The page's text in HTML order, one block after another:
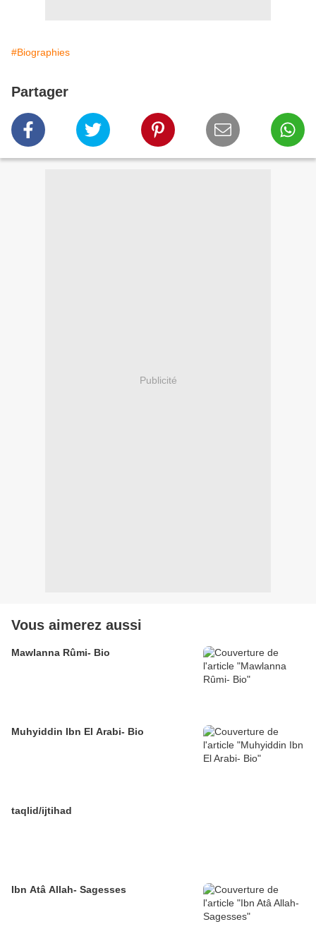
#Biographies
Partager
Publicité
Vous aimerez aussi
Mawlanna Rûmi- Bio
Muhyiddin Ibn El Arabi- Bio
taqlid/ijtihad
Ibn Atâ Allah- Sagesses